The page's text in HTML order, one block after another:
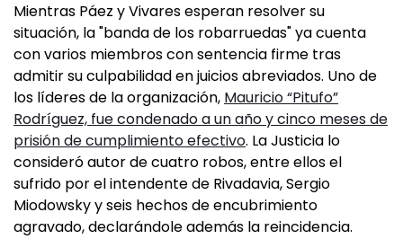
Mientras Páez y Vivares esperan resolver su
situación, la "banda de los robarruedas" ya cuenta
con varios miembros con sentencia firme tras
admitir su culpabilidad en juicios abreviados. Uno de
los líderes de la organización, Mauricio “Pitufo”
Rodríguez, fue condenado a un año y cinco meses de
prisión de cumplimiento efectivo. La Justicia lo
consideró autor de cuatro robos, entre ellos el
sufrido por el intendente de Rivadavia, Sergio
Miodowsky y seis hechos de encubrimiento
agravado, declarándole además la reincidencia.